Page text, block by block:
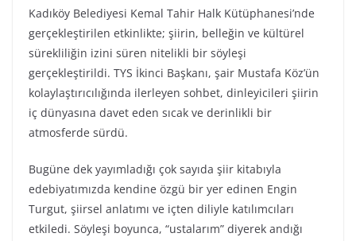
Kadıköy Belediyesi Kemal Tahir Halk Kütüphanesi’nde
gerçekleştirilen etkinlikte; şiirin, belleğin ve kültürel
sürekliliğin izini süren nitelikli bir söyleşi
gerçekleştirildi. TYS İkinci Başkanı, şair Mustafa Köz’ün
kolaylaştırıcılığında ilerleyen sohbet, dinleyicileri şiirin
iç dünyasına davet eden sıcak ve derinlikli bir
atmosferde sürdü.
Bugüne dek yayımladığı çok sayıda şiir kitabıyla
edebiyatımızda kendine özgü bir yer edinen Engin
Turgut, şiirsel anlatımı ve içten diliyle katılımcıları
etkiledi. Söyleşi boyunca, “ustalarım” diyerek andığı